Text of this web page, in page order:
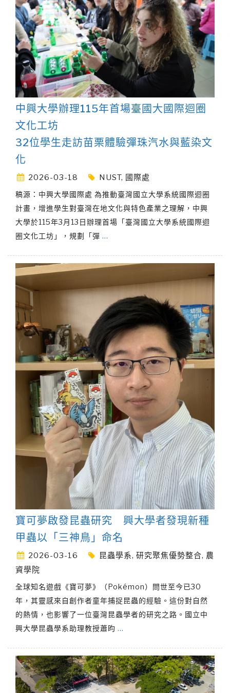
中興大學辦理115年首場臺國大國際迴圈
文化工坊
32位學生走訪苗栗體驗彈珠汽水與藍染文
化
2026-03-18 NUST, 國際處
稿源：中興大學國際處 為推動臺灣國立大學系統國際迴圈
計畫，增進學生對臺灣在地文化與特色產業之理解，中興
大學於115年3月13日辦理首場「臺灣國立大學系統國際迴
圈文化工坊」，規劃「彈 …
寶可夢啟發昆蟲研究 興大學者發現新種
甲蟲以「三神鳥」命名
2026-03-16 昆蟲學系, 研究聚焦優勢整合, 農
資學院
全球知名遊戲《寶可夢》（Pokémon）問世至今已30
年，其靈感來自創作者童年捕捉昆蟲的經驗。這份對自然
的熱情，也影響了一位臺灣昆蟲學者的研究之路。國立中
興大學昆蟲學系助理教授蕭昀 …